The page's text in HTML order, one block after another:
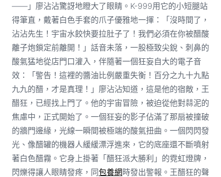
——」廖沾沾驚訝地瞪大了眼睛。K-999用它的小短腿站
得筆直，戴著白色手套的爪子優雅地一揮：「沒時間了，
沾沾先生！宇宙水餃快要拉肚子了！我們必須在你被醋酸
離子炮鎖定前離開！」話音未落，一股極致尖銳、刺鼻的
酸氣猛地從店門口灌入，伴隨著一個狂妄自大的電子音
效：「警告！這裡的醬油比例嚴重失衡！百分之九十九點
九九的醋，才是真理！」廖沾沾知道，這是他的宿敵，王
醋狂，已經找上門了。他的宇宙冒險，被迫從他對蒜泥的
焦慮中，正式開始了。一個狂妄的影子佔滿了那扇被撞破
的牆門邊緣，光線一瞬間被極端的酸氣扭曲。一個閃閃發
光、像醋罐的機器人緩緩漂浮進來，它的底座還不斷噴射
著白色醋霧。它身上掛著「醋狂派大勝利」的霓虹燈牌，
閃爍得讓人眼睛發疼，同包養網時發出警報。王醋狂的聲